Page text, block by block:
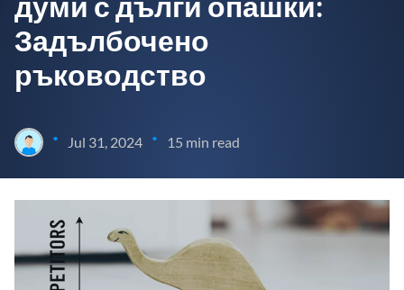
Задълбочено
ръководство
• Jul 31, 2024 • 15 min read